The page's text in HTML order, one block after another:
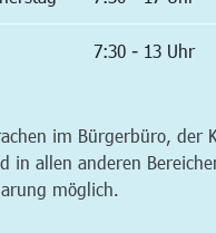
7:30 - 13 Uhr
im Bürgerbüro, der
in allen anderen
möglich.